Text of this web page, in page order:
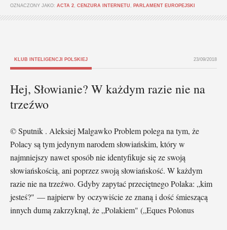
OZNACZONY JAKO: ACTA 2 CENZURA INTERNETU PARLAMENT EUROPEJSKI
KLUB INTELIGENCJI POLSKIEJ 23/09/2018
Hej, Słowianie? W każdym razie nie na
trzeźwo
© Sputnik . Aleksiej Malgawko Problem polega na tym, że
Polacy są tym jedynym narodem słowiańskim, który w
najmniejszy nawet sposób nie identyfikuje się ze swoją
słowiańskością, ani poprzez swoją słowiańskość. W każdym
razie nie na trzeźwo. Gdyby zapytać przeciętnego Polaka: „kim
jesteś?" — najpierw by oczywiście ze znaną i dość śmieszącą
innych dumą zakrzyknął, że „Polakiem" („Eques Polonus